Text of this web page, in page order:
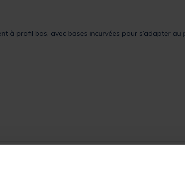
à profil bas, avec bases incurvées pour s’adapter au